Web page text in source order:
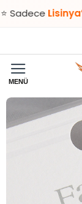
Lisinya’da!